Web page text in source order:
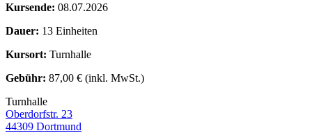
Kursende: 08.07.2026
Dauer: 13 Einheiten
Kursort: Turnhalle
Gebühr: 87,00 € (inkl. MwSt.)
Turnhalle
Oberdorfstr. 23
44309 Dortmund